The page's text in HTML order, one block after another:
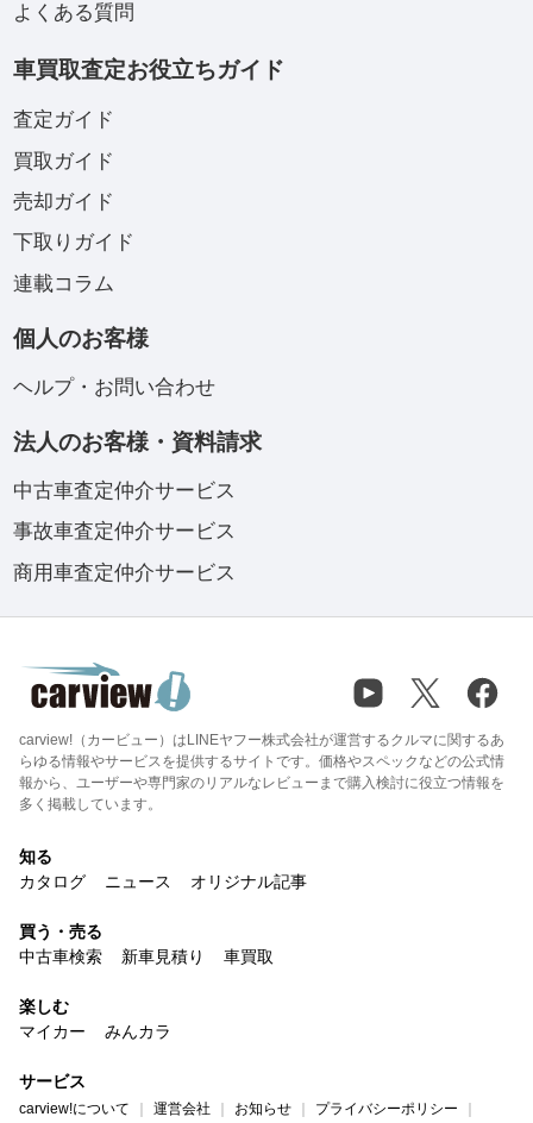
よくある質問
車買取査定お役立ちガイド
査定ガイド
買取ガイド
売却ガイド
下取りガイド
連載コラム
個人のお客様
ヘルプ・お問い合わせ
法人のお客様・資料請求
中古車査定仲介サービス
事故車査定仲介サービス
商用車査定仲介サービス
carview!（カービュー）はLINEヤフー株式会社が運営するクルマに関するあ
らゆる情報やサービスを提供するサイトです。価格やスペックなどの公式情
報から、ユーザーや専門家のリアルなレビューまで購入検討に役立つ情報を
多く掲載しています。
知る
カタログ
ニュース オリジナル記事
買う・売る
中古車検索
新車見積り 車買取
楽しむ
マイカー
みんカラ
サービス
carview!について 運営会社 お知らせ プライバシーポリシー